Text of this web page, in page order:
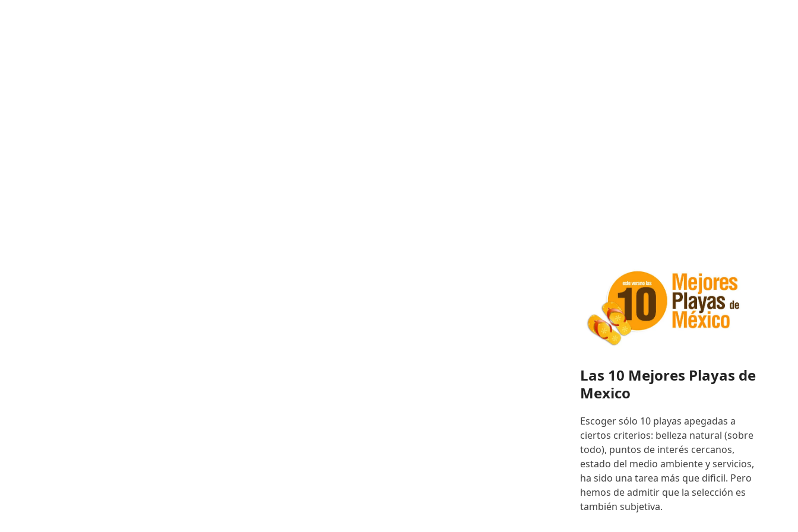
Las 10 Mejores Playas de
Mexico
Escoger sólo 10 playas apegadas a
ciertos criterios: belleza natural (sobre
todo), puntos de interés cercanos,
estado del medio ambiente y servicios,
ha sido una tarea más que dificil. Pero
hemos de admitir que la selección es
también subjetiva.